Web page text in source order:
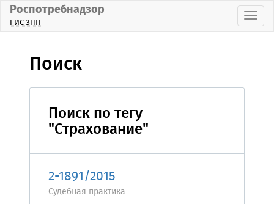
Роспотребнадзор
ГИС ЗПП
Поиск
Поиск по тегу
"Страхование"
2-1891/2015
Судебная практика